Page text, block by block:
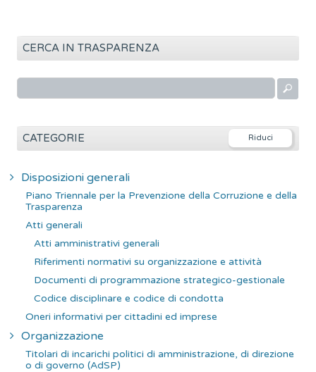
CERCA IN TRASPARENZA
r
CATEGORIE
Disposizioni generali
Piano Triennale per la Prevenzione della Corruzione e della
Trasparenza
Atti generali
Atti amministrativi generali
Riferimenti normativi su organizzazione e attività
Documenti di programmazione strategico-gestionale
Codice disciplinare e codice di condotta
Oneri informativi per cittadini ed imprese
Organizzazione
Titolari di incarichi politici di amministrazione, di direzione
o di governo (AdSP)